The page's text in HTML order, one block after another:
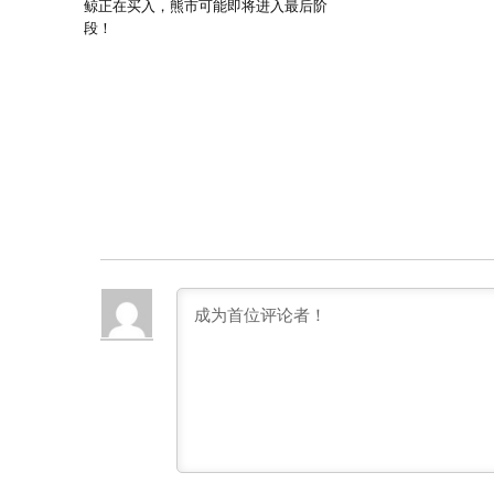
鲸正在买入，熊市可能即将进入最后阶
段！